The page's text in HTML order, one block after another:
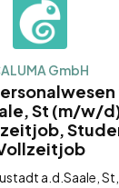
GmbH
St (m/w/
a.d.Saale, St,